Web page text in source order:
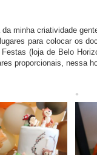
minha criatividade
para colocar os
(loja de Belo
proporcionais, nessa